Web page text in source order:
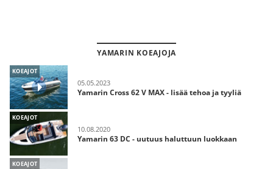
YAMARIN KOEAJOJA
KOEAJOT
05.05.2023
Yamarin Cross 62 V MAX - lisää tehoa ja tyyliä
KOEAJOT
10.08.2020
Yamarin 63 DC - uutuus haluttuun luokkaan
KOEAJOT